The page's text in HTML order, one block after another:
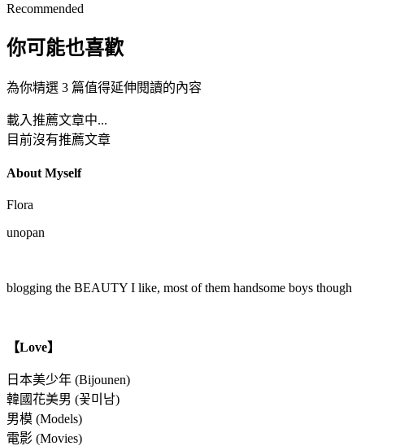
Recommended
你可能也喜歡
為你精選 3 篇值得延伸閱讀的內容
載入推薦文章中...
目前沒有推薦文章
About Myself
Flora
unopan
blogging the BEAUTY I like, most of them handsome boys though
【Love】
日本美少年 (Bijounen)
韓國花美男 (꽃미남)
男模 (Models)
電影 (Movies)